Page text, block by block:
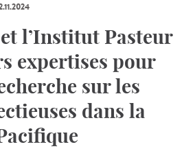
l’Institut Pasteur
expertises pour
sur les
dans la